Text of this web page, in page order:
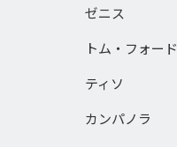
ゼニス
トム・フォード
ティソ
カンパノラ